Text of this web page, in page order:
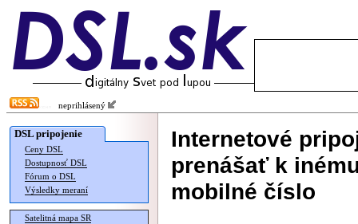
neprihlásený
DSL pripojenie
Ceny DSL
Dostupnosť DSL
Fórum o DSL
Výsledky meraní
Satelitná mapa SR
Internetové
prenášať k
mobilné číslo